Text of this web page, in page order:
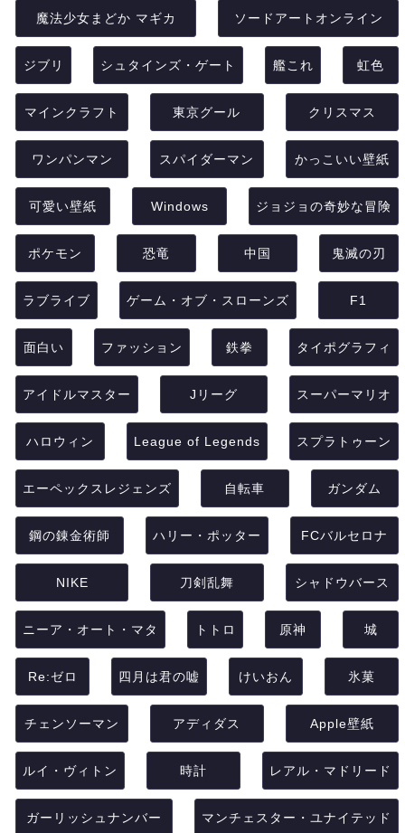
魔法少女まどか マギカ ソードアートオンライン
ジブリ シュタインズ・ゲート 艦これ 虹色
マインクラフト 東京グール クリスマス
ワンパンマン スパイダーマン かっこいい壁紙
可愛い壁紙 Windows ジョジョの奇妙な冒険
ポケモン 恐竜 中国 鬼滅の刃
ラブライブ ゲーム・オブ・スローンズ F1
面白い ファッション 鉄拳 タイポグラフィ
アイドルマスター Jリーグ スーパーマリオ
ハロウィン League of Legends スプラトゥーン
エーペックスレジェンズ 自転車 ガンダム
鋼の錬金術師 ハリー・ポッター FCバルセロナ
NIKE 刀剣乱舞 シャドウバース
ニーア・オート・マタ トトロ 原神 城
Re:ゼロ 四月は君の嘘 けいおん 氷菓
チェンソーマン アディダス Apple壁紙
ルイ・ヴィトン 時計 レアル・マドリード
ガーリッシュナンバー マンチェスター・ユナイテッド